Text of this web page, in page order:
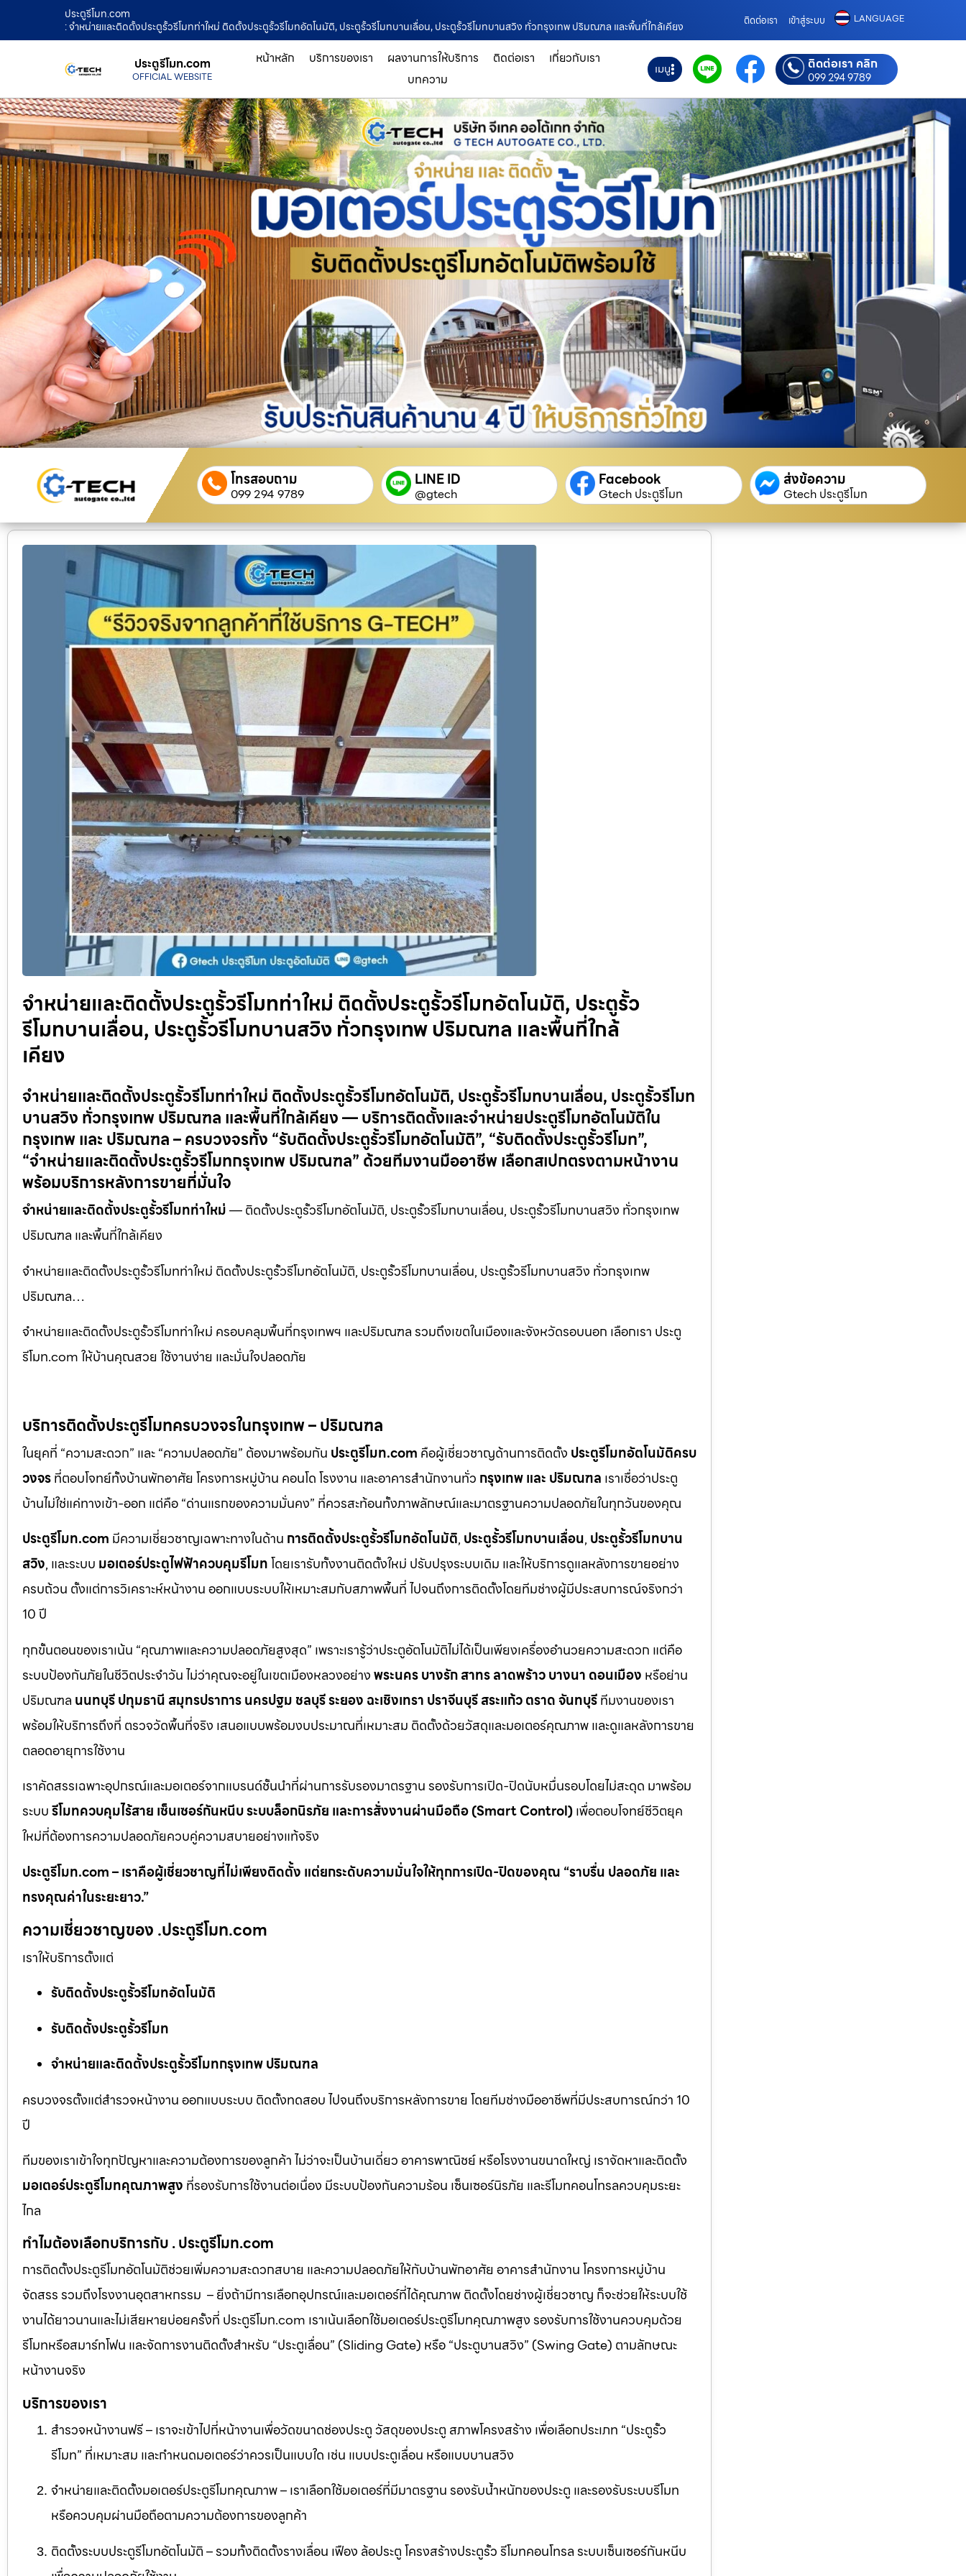
ประตูรีโมท.com
: จำหน่ายและติดตั้งประตูรั้วรีโมทท่าใหม่ ติดตั้งประตูรั้วรีโมทอัตโนมัติ, ประตูรั้วรีโมทบานเลื่อน, ประตูรั้วรีโมทบานสวิง ทั่วกรุงเทพ ปริมณฑล และพื้นที่ใกล้เคียง
ติดต่อเรา เข้าสู่ระบบ LANGUAGE
ประตูรีโมท.com
OFFICIAL WEBSITE
หน้าหลัก บริการของเรา ผลงานการให้บริการ ติดต่อเรา
เกี่ยวกับเรา
บทความ
เมนู ติดต่อเรา คลิก
099 294 9789
โทรสอบถาม
099 294 9789
LINE ID
@gtech
Facebook
Gtech ประตูรีโมท
ส่งข้อความ
Gtech ประตูรีโมท
จำหน่ายและติดตั้งประตูรั้วรีโมทท่าใหม่ ติดตั้งประตูรั้วรีโมทอัตโนมัติ, ประตูรั้ว
รีโมทบานเลื่อน, ประตูรั้วรีโมทบานสวิง ทั่วกรุงเทพ ปริมณฑล และพื้นที่ใกล้
เคียง
จำหน่ายและติดตั้งประตูรั้วรีโมทท่าใหม่ ติดตั้งประตูรั้วรีโมทอัตโนมัติ, ประตูรั้วรีโมทบานเลื่อน, ประตูรั้วรีโมท
บานสวิง ทั่วกรุงเทพ ปริมณฑล และพื้นที่ใกล้เคียง — บริการติดตั้งและจำหน่ายประตูรีโมทอัตโนมัติใน
กรุงเทพ และ ปริมณฑล – ครบวงจรทั้ง “รับติดตั้งประตูรั้วรีโมทอัตโนมัติ”, “รับติดตั้งประตูรั้วรีโมท”,
“จำหน่ายและติดตั้งประตูรั้วรีโมทกรุงเทพ ปริมณฑล” ด้วยทีมงานมืออาชีพ เลือกสเปกตรงตามหน้างาน
พร้อมบริการหลังการขายที่มั่นใจ
จำหน่ายและติดตั้งประตูรั้วรีโมทท่าใหม่— ติดตั้งประตูรั้วรีโมทอัตโนมัติ, ประตูรั้วรีโมทบานเลื่อน, ประตูรั้วรีโมทบานสวิง ทั่วกรุงเทพ
ปริมณฑล และพื้นที่ใกล้เคียง
จำหน่ายและติดตั้งประตูรั้วรีโมทท่าใหม่ ติดตั้งประตูรั้วรีโมทอัตโนมัติ, ประตูรั้วรีโมทบานเลื่อน, ประตูรั้วรีโมทบานสวิง ทั่วกรุงเทพ
ปริมณฑล…
จำหน่ายและติดตั้งประตูรั้วรีโมทท่าใหม่ ครอบคลุมพื้นที่กรุงเทพฯ และปริมณฑล รวมถึงเขตในเมืองและจังหวัดรอบนอก เลือกเรา ประตู
รีโมท.com ให้บ้านคุณสวย ใช้งานง่าย และมั่นใจปลอดภัย
บริการติดตั้งประตูรีโมทครบวงจรในกรุงเทพ – ปริมณฑล
ในยุคที่ “ความสะดวก” และ “ความปลอดภัย” ต้องมาพร้อมกัน ประตูรีโมท.com คือผู้เชี่ยวชาญด้านการติดตั้ง ประตูรีโมทอัตโนมัติครบ
วงจรที่ตอบโจทย์ทั้งบ้านพักอาศัย โครงการหมู่บ้าน คอนโด โรงงาน และอาคารสำนักงานทั่ว กรุงเทพ และ ปริมณฑล เราเชื่อว่าประตู
บ้านไม่ใช่แค่ทางเข้า-ออก แต่คือ “ด่านแรกของความมั่นคง” ที่ควรสะท้อนทั้งภาพลักษณ์และมาตรฐานความปลอดภัยในทุกวันของคุณ
ประตูรีโมท.com มีความเชี่ยวชาญเฉพาะทางในด้าน การติดตั้งประตูรั้วรีโมทอัตโนมัติ, ประตูรั้วรีโมทบานเลื่อน, ประตูรั้วรีโมทบาน
สวิง, และระบบ มอเตอร์ประตูไฟฟ้าควบคุมรีโมทโดยเรารับทั้งงานติดตั้งใหม่ ปรับปรุงระบบเดิม และให้บริการดูแลหลังการขายอย่าง
ครบถ้วน ตั้งแต่การวิเคราะห์หน้างาน ออกแบบระบบให้เหมาะสมกับสภาพพื้นที่ ไปจนถึงการติดตั้งโดยทีมช่างผู้มีประสบการณ์จริงกว่า
10 ปี
ทุกขั้นตอนของเราเน้น “คุณภาพและความปลอดภัยสูงสุด” เพราะเรารู้ว่าประตูอัตโนมัติไม่ได้เป็นเพียงเครื่องอำนวยความสะดวก แต่คือ
ระบบป้องกันภัยในชีวิตประจำวัน ไม่ว่าคุณจะอยู่ในเขตเมืองหลวงอย่างพระนคร บางรัก สาทร ลาดพร้าว บางนา ดอนเมือง หรือย่าน
ปริมณฑล นนทบุรี ปทุมธานี สมุทรปราการ นครปฐม ชลบุรี ระยอง ฉะเชิงเทรา ปราจีนบุรี สระแก้ว ตราด จันทบุรีทีมงานของเรา
พร้อมให้บริการถึงที่ ตรวจวัดพื้นที่จริง เสนอแบบพร้อมงบประมาณที่เหมาะสม ติดตั้งด้วยวัสดุและมอเตอร์คุณภาพ และดูแลหลังการขาย
ตลอดอายุการใช้งาน
เราคัดสรรเฉพาะอุปกรณ์และมอเตอร์จากแบรนด์ชั้นนำที่ผ่านการรับรองมาตรฐาน รองรับการเปิด-ปิดนับหมื่นรอบโดยไม่สะดุด มาพร้อม
ระบบรีโมทควบคุมไร้สาย เซ็นเซอร์กันหนีบ ระบบล็อกนิรภัย และการสั่งงานผ่านมือถือ (Smart Control)เพื่อตอบโจทย์ชีวิตยุค
ใหม่ที่ต้องการความปลอดภัยควบคู่ความสบายอย่างแท้จริง
ประตูรีโมท.com – เราคือผู้เชี่ยวชาญที่ไม่เพียงติดตั้ง แต่ยกระดับความมั่นใจให้ทุกการเปิด-ปิดของคุณ “ราบรื่น ปลอดภัย และ
ทรงคุณค่าในระยะยาว.”
ความเชี่ยวชาญของ .ประตูรีโมท.com
เราให้บริการตั้งแต่
รับติดตั้งประตูรั้วรีโมทอัตโนมัติ
รับติดตั้งประตูรั้วรีโมท
จำหน่ายและติดตั้งประตูรั้วรีโมทกรุงเทพ ปริมณฑล
ครบวงจรตั้งแต่สำรวจหน้างาน ออกแบบระบบ ติดตั้งทดสอบ ไปจนถึงบริการหลังการขาย โดยทีมช่างมืออาชีพที่มีประสบการณ์กว่า 10
ปี
ทีมของเราเข้าใจทุกปัญหาและความต้องการของลูกค้า ไม่ว่าจะเป็นบ้านเดี่ยว อาคารพาณิชย์ หรือโรงงานขนาดใหญ่ เราจัดหาและติดตั้ง
มอเตอร์ประตูรีโมทคุณภาพสูง ที่รองรับการใช้งานต่อเนื่อง มีระบบป้องกันความร้อน เซ็นเซอร์นิรภัย และรีโมทคอนโทรลควบคุมระยะ
ไกล
ทำไมต้องเลือกบริการกับ . ประตูรีโมท.com
การติดตั้งประตูรีโมทอัตโนมัติช่วยเพิ่มความสะดวกสบาย และความปลอดภัยให้กับบ้านพักอาศัย อาคารสำนักงาน โครงการหมู่บ้าน
จัดสรร รวมถึงโรงงานอุตสาหกรรม – ยิ่งถ้ามีการเลือกอุปกรณ์และมอเตอร์ที่ได้คุณภาพ ติดตั้งโดยช่างผู้เชี่ยวชาญ ก็จะช่วยให้ระบบใช้
งานได้ยาวนานและไม่เสียหายบ่อยครั้งที่ ประตูรีโมท.com เราเน้นเลือกใช้มอเตอร์ประตูรีโมทคุณภาพสูง รองรับการใช้งานควบคุมด้วย
รีโมทหรือสมาร์ทโฟน และจัดการงานติดตั้งสำหรับ “ประตูเลื่อน” (Sliding Gate) หรือ “ประตูบานสวิง” (Swing Gate) ตามลักษณะ
หน้างานจริง
บริการของเรา
สำรวจหน้างานฟรี – เราจะเข้าไปที่หน้างานเพื่อวัดขนาดช่องประตู วัสดุของประตู สภาพโครงสร้าง เพื่อเลือกประเภท “ประตูรั้ว
รีโมท” ที่เหมาะสม และกำหนดมอเตอร์ว่าควรเป็นแบบใด เช่น แบบประตูเลื่อน หรือแบบบานสวิง
จำหน่ายและติดตั้งมอเตอร์ประตูรีโมทคุณภาพ – เราเลือกใช้มอเตอร์ที่มีมาตรฐาน รองรับน้ำหนักของประตู และรองรับระบบรีโมท
หรือควบคุมผ่านมือถือตามความต้องการของลูกค้า
ติดตั้งระบบประตูรีโมทอัตโนมัติ – รวมทั้งติดตั้งรางเลื่อน เฟือง ล้อประตู โครงสร้างประตูรั้ว รีโมทคอนโทรล ระบบเซ็นเซอร์กันหนีบ